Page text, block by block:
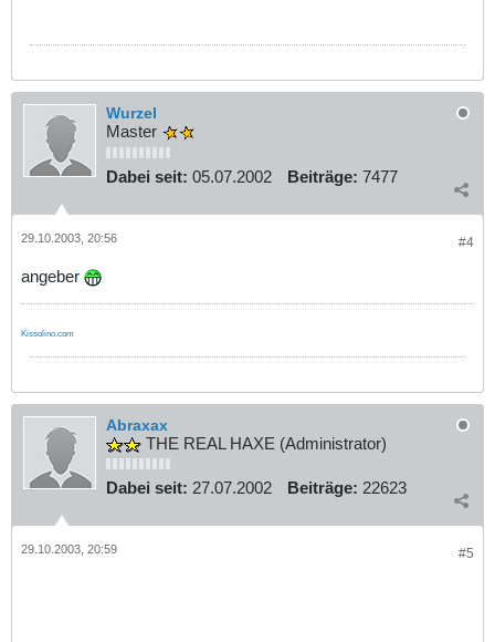
Wurzel
Master
Dabei seit: 05.07.2002 Beiträge: 7477
#4
29.10.2003, 20:56
angeber
Kissolino.com
Abraxax
THE REAL HAXE (Administrator)
Dabei seit: 27.07.2002 Beiträge: 22623
#5
29.10.2003, 20:59